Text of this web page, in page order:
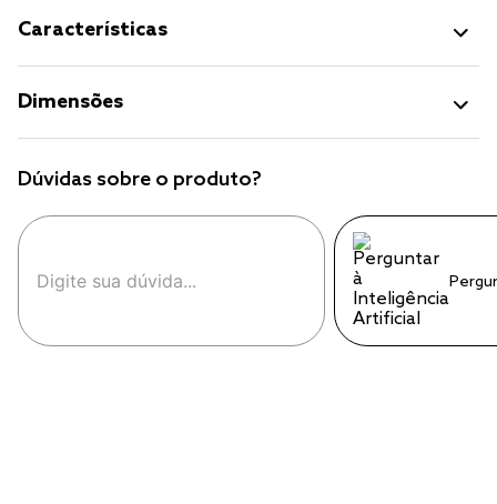
Características
Dimensões
Dúvidas sobre o produto?